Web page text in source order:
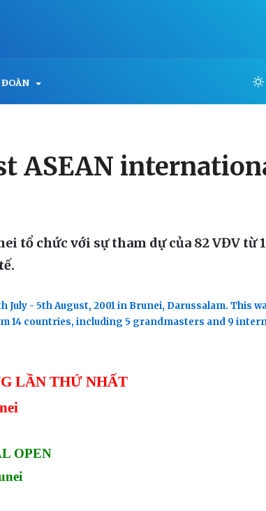
ASEAN
tổ chức với sự tham dự của 82 VĐV từ
- 5th August, 2001 in Brunei, Darussalam. This
14 countries, including 5 grandmasters and 9
LẦN THỨ NHẤT
OPEN